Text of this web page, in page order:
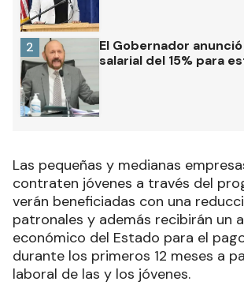
El Gobernador
salarial del 15% para
2
Las pequeñas y medianas
contraten jóvenes a través del
verán beneficiadas con una
patronales y además recibirán un
económico del Estado para el
durante los primeros 12 meses a
laboral de las y los jóvenes.